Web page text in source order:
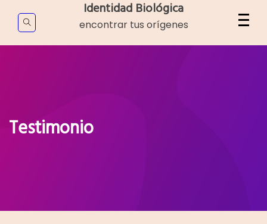
content
Identidad Biológica
encontrar tus orígenes
Testimonio